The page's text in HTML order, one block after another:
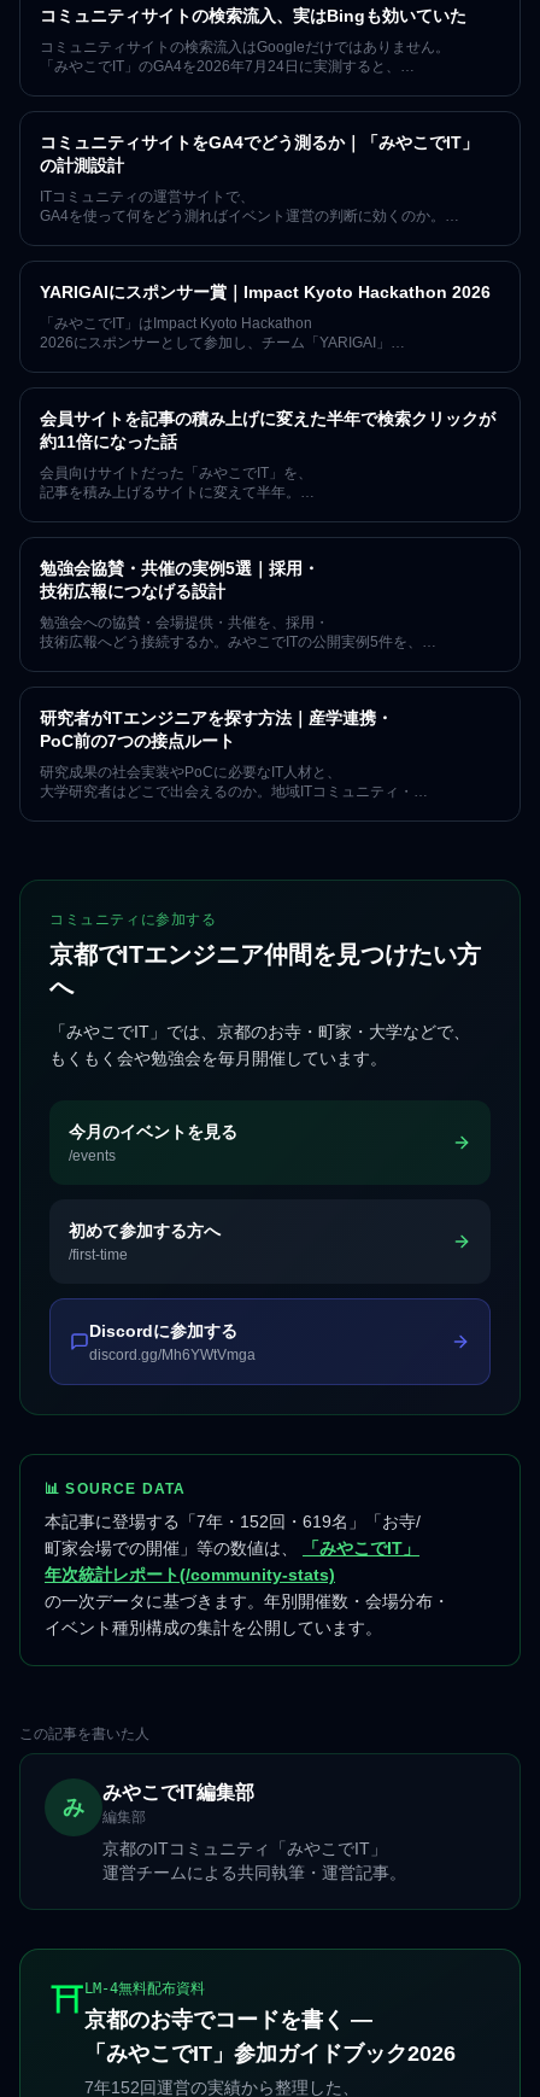
コミュニティサイトの検索流入、実はBingも効いていた
コミュニティサイトの検索流入はGoogleだけではありません。
「みやこでIT」のGA4を2026年7月24日に実測すると、
で観測したこの数字と、AI経由の来訪、そして
「なぜ数値を公開するのか」を、因果を断定せずに記録します。
コミュニティサイトをGA4でどう測るか｜「みやこでIT」
の計測設計
ITコミュニティの運営サイトで、
GA4を使って何をどう測ればイベント運営の判断に効くのか。
152回の開催を続けるコミュニティの実例です。
YARIGAIにスポンサー賞｜Impact Kyoto Hackathon 2026
「みやこでIT」はImpact Kyoto Hackathon
2026にスポンサーとして参加し、チーム「YARIGAI」
会員サイトを記事の積み上げに変えた半年で検索クリックが
約11倍になった話
会員向けサイトだった「みやこでIT」を、
記事を積み上げるサイトに変えて半年。
数字の限界も含めて正直に記録します。
勉強会協賛・共催の実例5選｜採用・
技術広報につなげる設計
勉強会への協賛・会場提供・共催を、採用・
技術広報へどう接続するか。みやこでITの公開実例5件を、
研究者がITエンジニアを探す方法｜産学連携・
PoC前の7つの接点ルート
研究成果の社会実装やPoCに必要なIT人材と、
大学研究者はどこで出会えるのか。地域ITコミュニティ・
コミュニティに参加する
京都でITエンジニア仲間を見つけたい方
へ
「みやこでIT」では、京都のお寺・町家・大学などで、
もくもく会や勉強会を毎月開催しています。
今月のイベントを見る
/events
初めて参加する方へ
/first-time
Discordに参加する
discord.gg/Mh6YWtVmga
📊 SOURCE DATA
本記事に登場する「7年・152回・619名」「お寺/
町家会場での開催」等の数値は、
「みやこでIT」
年次統計レポート(/community-stats)
の一次データに基づきます。年別開催数・会場分布・
イベント種別構成の集計を公開しています。
この記事を書いた人
み
みやこでIT編集部
編集部
京都のITコミュニティ「みやこでIT」
運営チームによる共同執筆・運営記事。
⛩️ LM-4無料配布資料
京都のお寺でコードを書く —
「みやこでIT」参加ガイドブック2026
7年152回運営の実績から整理した、